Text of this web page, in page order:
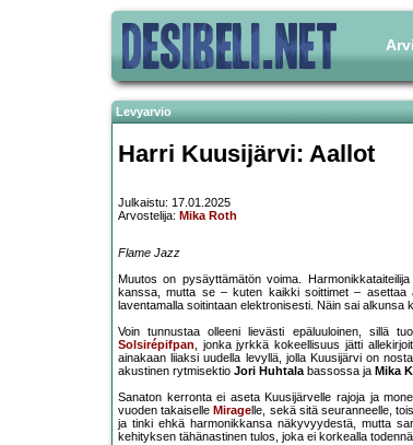
Levyarvio
Harri Kuusijärvi: Aallot
Julkaistu: 17.01.2025
Arvostelija: Mika Roth
Flame Jazz
Muutos on pysäyttämätön voima.
kanssa, mutta se – kuten kaikki soittimet – asettaa
laventamalla soitintaan elektronisesti. Näin sai
Voin tunnustaa olleeni lievästi epäluuloinen, sillä
Solsirépifpan, jonka jyrkkä kokeellisuus jätti
ainakaan liiaksi uudella levyllä, jolla Kuusijärvi on
akustinen rytmisektio Jori Huhtalabassossa ja Mika
Sanaton kerronta ei aseta Kuusijärvelle rajoja ja
vuoden takaiselle Mirage lle, sekä sitä seuranneelle,
ja tinki ehkä harmonikkansa näkyvyydestä, mutta
kehityksen tähänastinen tulos, joka ei korkealla